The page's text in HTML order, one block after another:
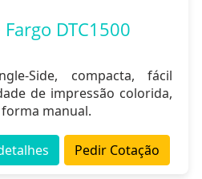
DTC1500
Side, compacta, fácil
de impressão colorida,
manual.
Pedir Cotação